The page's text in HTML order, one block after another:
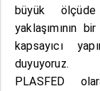
büyük ölçüde
yaklaşımının
kapsayıcı
duyuyoruz.
PLASFED